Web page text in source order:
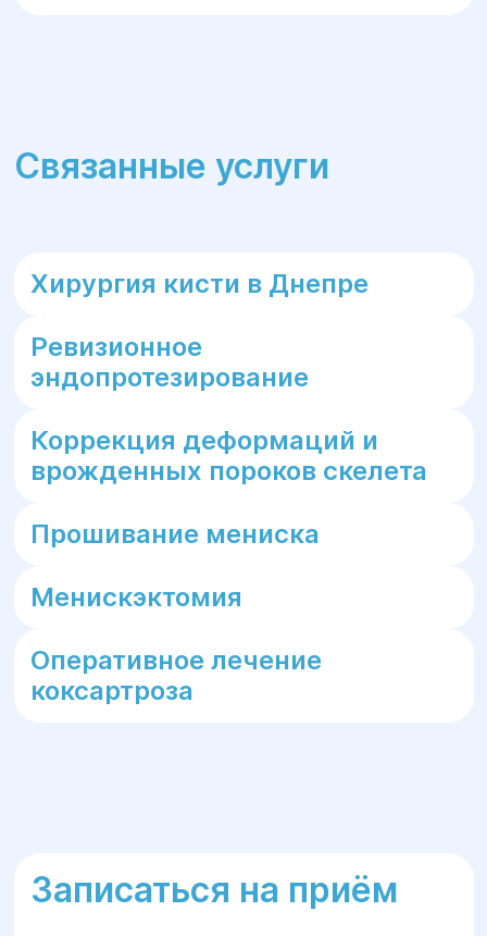
Связанные услуги
Хирургия кисти в Днепре
Ревизионное
эндопротезирование
Коррекция деформаций и
врожденных пороков скелета
Прошивание мениска
Менискэктомия
Оперативное лечение
коксартроза
Записаться на приём